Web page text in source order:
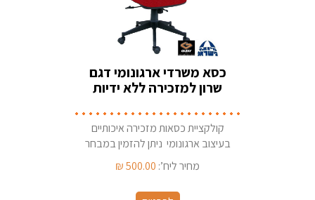
כסא משרדי ארגונומי דגם
שרון למזכירה ללא ידיות
קולקציית כסאות מזכירה איכותיים
בעיצוב ארגונומי ניתן להזמין במבחר
בדי ריפוד ארץ ייצור - ישראל
מחיר ליח’: 500.00
₪